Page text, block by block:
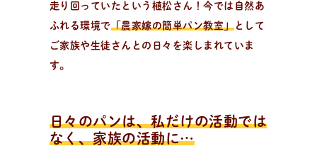
のパンとは？
活動/プロフィールについて
走り回っていたという植松さん！今では自然あ
ふれる環境で「農家嫁の簡単パン教室」として
ご家族や生徒さんとの日々を楽しまれていま
す。
日々のパンは、私だけの活動では
なく、家族の活動に…